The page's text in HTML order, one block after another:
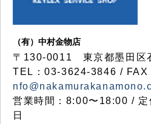
（有）中村金物店
〒130-0011 東京都墨田区
TEL：03-3624-3846 /
営業時間：8:00〜18:00 / 定
日